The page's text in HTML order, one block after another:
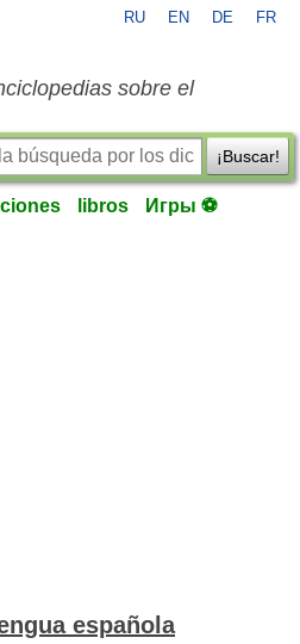
RU EN DE FR
sobre el
¡Buscar!
libros Игры ⚽
española